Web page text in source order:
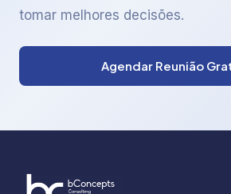
tomar melhores decisões.
Agendar Reunião